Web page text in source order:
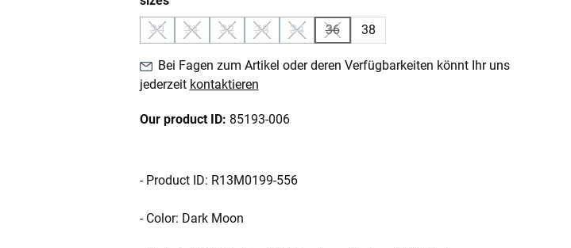
30
(Diese Option ist zurzeit nicht verfügbar.)
31
(Diese Option ist zurzeit nicht verfügbar.)
32
(Diese Option ist zurzeit nicht verfügbar.)
33
(Diese Option ist zurzeit nicht verfügbar.)
34
(Diese Option ist zurzeit nicht verfügbar.)
36
(Diese Option ist zurzeit nicht verfügbar.)
38
Bei Fagen zum Artikel oder deren Verfügbarkeiten könnt Ihr uns
jederzeit kontaktieren
Our product ID: 85193-006
- Product ID: R13M0199-556
- Color: Dark Moon